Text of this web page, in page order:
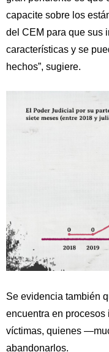
capacite sobre los
del CEM para que sus
características y se
hechos”, sugiere.
Se evidencia también
encuentra en
víctimas, quienes
abandonarlos.